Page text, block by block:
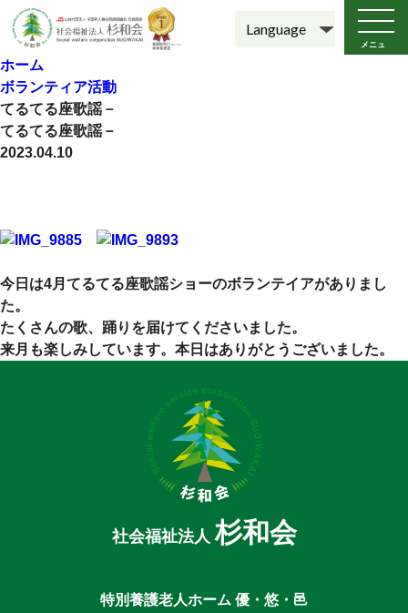
メニュ
ー
ホーム
ボランティア活動
てるてる座歌謡－
てるてる座歌謡－
2023.04.10
今日は4月てるてる座歌謡ショーのボランテイアがありまし
た。
たくさんの歌、踊りを届けてくださいました。
来月も楽しみしています。本日はありがとうございました。
社会福祉法人杉和会
特別養護老人ホーム 優・悠・邑